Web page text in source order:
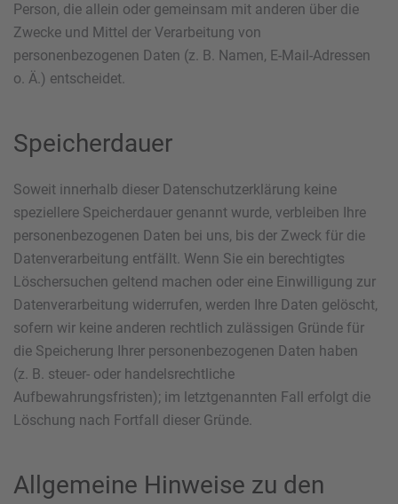
Person, die allein oder gemeinsam mit anderen über die
Zwecke und Mittel der Verarbeitung von
personenbezogenen Daten (z. B. Namen, E-Mail-Adressen
o. Ä.) entscheidet.
Speicherdauer
Soweit innerhalb dieser Datenschutzerklärung keine
speziellere Speicherdauer genannt wurde, verbleiben Ihre
personenbezogenen Daten bei uns, bis der Zweck für die
Datenverarbeitung entfällt. Wenn Sie ein berechtigtes
Löschersuchen geltend machen oder eine Einwilligung zur
Datenverarbeitung widerrufen, werden Ihre Daten gelöscht,
sofern wir keine anderen rechtlich zulässigen Gründe für
die Speicherung Ihrer personenbezogenen Daten haben
(z. B. steuer- oder handelsrechtliche
Aufbewahrungsfristen); im letztgenannten Fall erfolgt die
Löschung nach Fortfall dieser Gründe.
Allgemeine Hinweise zu den